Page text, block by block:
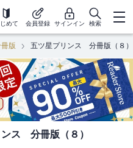
めて 会員登録 サインイン 検索
版 五ツ星プリンス 分冊版（８）
ス 分冊版（８）